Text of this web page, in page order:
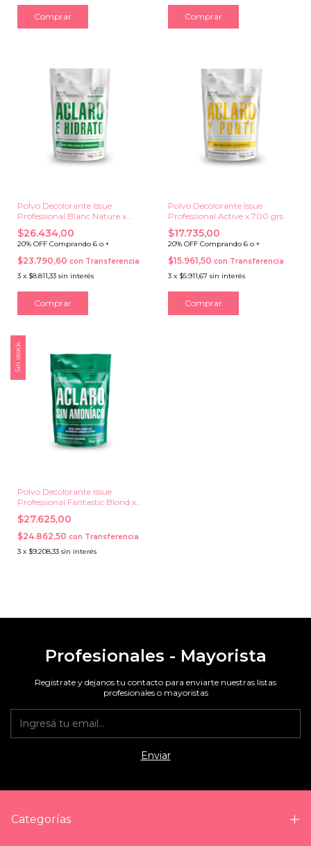
Polvo Decolorante Issue
Professional Blanc Nature x
700 grs.
$26.434,00
20% OFF Comprando 6 o +
$23.790,60 con Transferencia
3 x $8.811,33 sin interés
Polvo Decolorante Issue
Professional Active x 700 grs.
$17.735,00
20% OFF Comprando 6 o +
$15.961,50 con Transferencia
3 x $5.911,67 sin interés
Sin stock
Polvo Decolorante Issue
Professional Fantastic Blond x
700 grs.
$27.625,00
$24.862,50 con Transferencia
3 x $9.208,33 sin interés
Profesionales - Mayorista
Registrate y dejanos tu contacto para enviarte nuestras listas
profesionales o mayoristas
Categorías